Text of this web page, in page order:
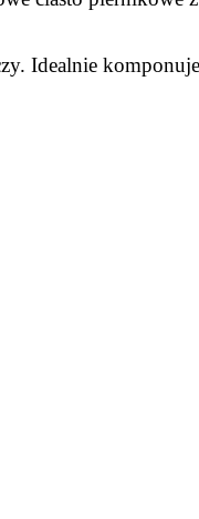
Idealnie